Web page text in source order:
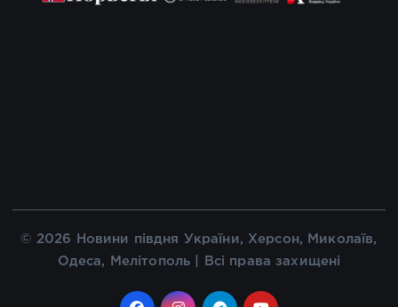
© 2026 Новини півдня України, Херсон, Миколаїв,
Одеса, Мелітополь | Всі права захищені